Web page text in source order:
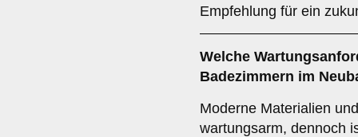
Empfehlung für ein
Welche
Badezimmern im
Moderne Materialien
wartungsarm, dennoch